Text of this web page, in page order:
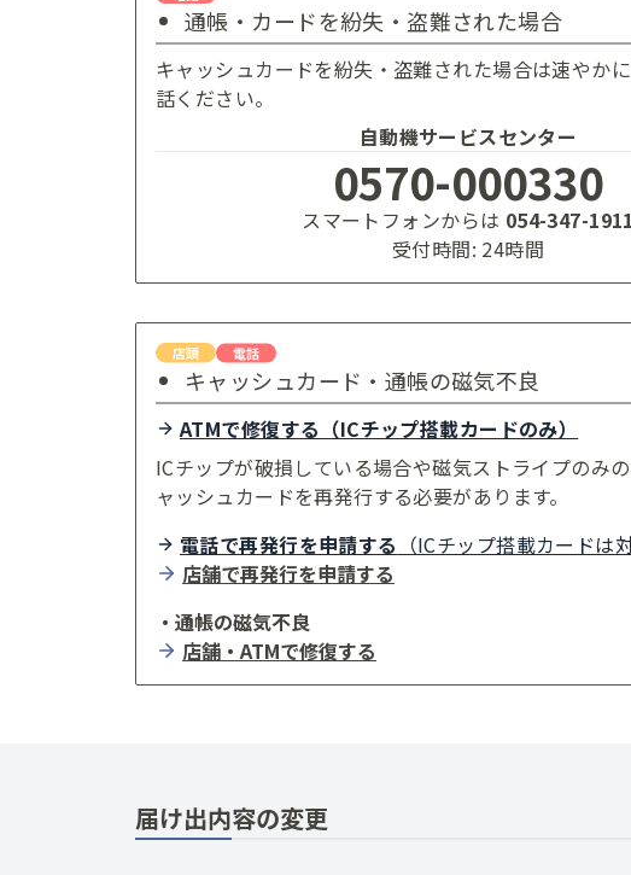
通帳・カードを紛失・盗難された場合
キャッシュカードを紛失・盗難された場合は速やか
話ください。
自動機サービスセンター
0570-000330
スマートフォンからは 054-347-1911
受付時間: 24時間
キャッシュカード・通帳の磁気不良
ATMで修復する（ICチップ搭載カードのみ）
ICチップが破損している場合や磁気ストライプのみ
ャッシュカードを再発行する必要があります。
電話で再発行を申請する （ICチップ搭載カードは
店舗で再発行を申請する
・通帳の磁気不良
店舗・ATMで修復する
届け出内容の変更